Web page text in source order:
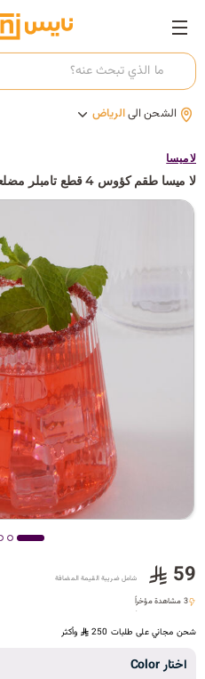
الشحن الىالرياض
لا ميسا
لا ميسا طقم كؤوس 4 قطع تامبلر مضلعة زجاجية 8.5*8.5*9.5سم
59 شامل ضريبة القيمة المضافة
3 مشاهدة مؤخراً
شحن مجاني على طلبات 250 وأكثر
اختار Color